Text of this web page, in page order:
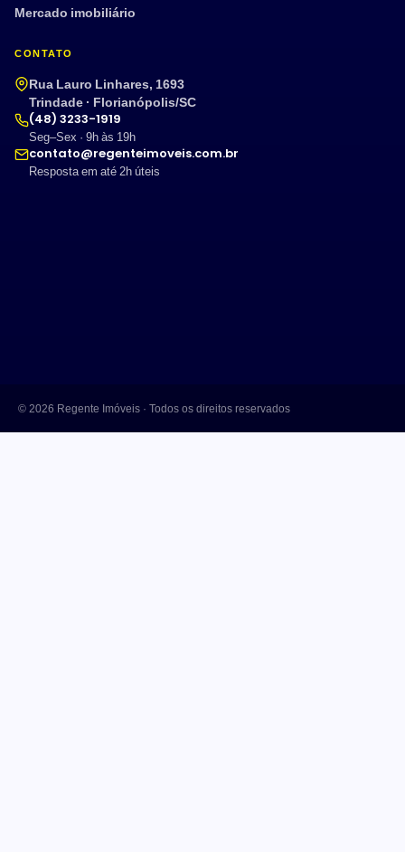
Mercado imobiliário
CONTATO
Rua Lauro Linhares, 1693
Trindade · Florianópolis/SC
(48) 3233-1919
Seg–Sex · 9h às 19h
contato@regenteimoveis.com.br
Resposta em até 2h úteis
© 2026 Regente Imóveis · Todos os direitos reservados